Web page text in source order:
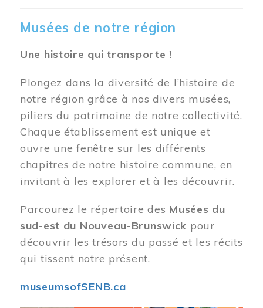
Musées de notre région
Une histoire qui transporte !
Plongez dans la diversité de l’histoire de
notre région grâce à nos divers musées,
piliers du patrimoine de notre collectivité.
Chaque établissement est unique et
ouvre une fenêtre sur les différents
chapitres de notre histoire commune, en
invitant à les explorer et à les découvrir.
Parcourez le répertoire des Musées du
sud-est du Nouveau-Brunswick pour
découvrir les trésors du passé et les récits
qui tissent notre présent.
museumsofSENB.ca